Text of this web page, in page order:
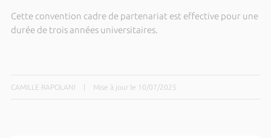
Cette convention cadre de partenariat est effective pour une
durée de trois années universitaires.
CAMILLE RAPOLANI Mise à jour le 10/07/2025